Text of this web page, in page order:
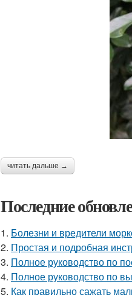
читать дальше →
Последние
1. Болезни и вредители
2. Простая и подробная
3. Полное руководство по
4. Полное руководство по
5. Как правильно сажать